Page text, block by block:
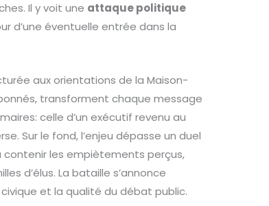
Il y voit une attaque politique
d’une éventuelle entrée dans la
aux orientations de la Maison-
transforment chaque message
celle d’un exécutif revenu au
Sur le fond, l’enjeu dépasse un duel
les empiètements perçus,
d’élus. La bataille s’annonce
et la qualité du débat public.